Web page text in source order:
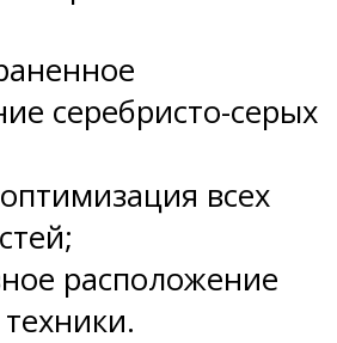
серебристо-серых
всех
расположение